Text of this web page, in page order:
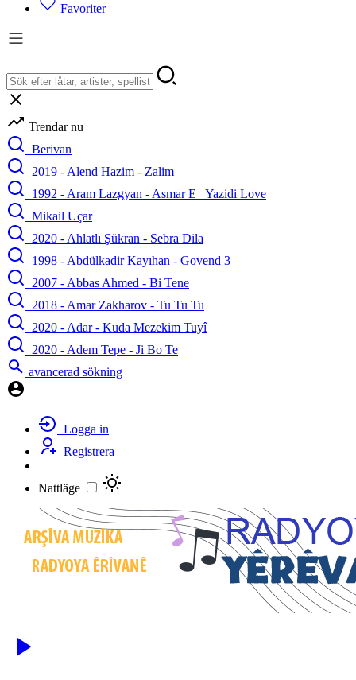
Favoriter
Trendar nu
Berivan
2019 - Alend Hazim - Zalim
1992 - Aram Lazgyan - Asmar E_ Yazidi Love
Mikail Uçar
2020 - Ahlatlı Şükran - Sebra Dila
1998 - Abdülkadir Kayıhan - Govend 3
2007 - Abbas Ahmed - Bi Tene
2018 - Amar Zakharov - Tu Tu Tu
2020 - Adar - Kuda Mezekim Tuyî
2020 - Adem Tepe - Ji Bo Te
avancerad sökning
Logga in
Registrera
Nattläge